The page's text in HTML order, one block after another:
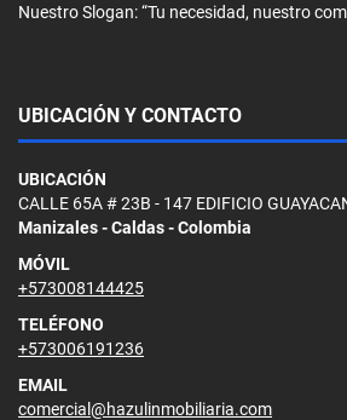
Nuestro Slogan: “Tu necesidad, nuestro
UBICACIÓN Y CONTACTO
UBICACIÓN
CALLE 65A # 23B - 147 EDIFICIO
Manizales - Caldas - Colombia
MÓVIL
+573008144425
TELÉFONO
+573006191236
EMAIL
comercial@hazulinmobiliaria.com